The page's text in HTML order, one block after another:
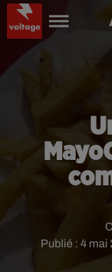
Publié : 4 mai